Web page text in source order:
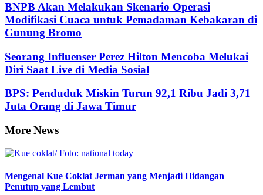
BNPB Akan Melakukan Skenario Operasi
Modifikasi Cuaca untuk Pemadaman Kebakaran di
Gunung Bromo
Seorang Influenser Perez Hilton Mencoba Melukai
Diri Saat Live di Media Sosial
BPS: Penduduk Miskin Turun 92,1 Ribu Jadi 3,71
Juta Orang di Jawa Timur
More News
Mengenal Kue Coklat Jerman yang Menjadi Hidangan
Penutup yang Lembut